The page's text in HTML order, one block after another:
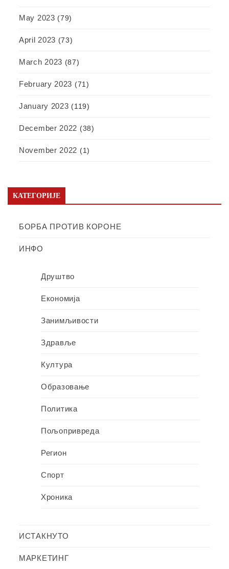
May 2023 (79)
April 2023 (73)
March 2023 (87)
February 2023 (71)
January 2023 (119)
December 2022 (38)
November 2022 (1)
КАТЕГОРИЈЕ
БОРБА ПРОТИВ КОРОНЕ
ИНФО
Друштво
Економија
Занимљивости
Здравље
Култура
Образовање
Политика
Пољопривреда
Регион
Спорт
Хроника
ИСТАКНУТО
МАРКЕТИНГ